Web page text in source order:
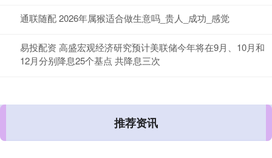
通联随配 2026年属猴适合做生意吗_贵人_成功_感觉
易投配资 高盛宏观经济研究预计美联储今年将在9月、10月和
12月分别降息25个基点 共降息三次
推荐资讯